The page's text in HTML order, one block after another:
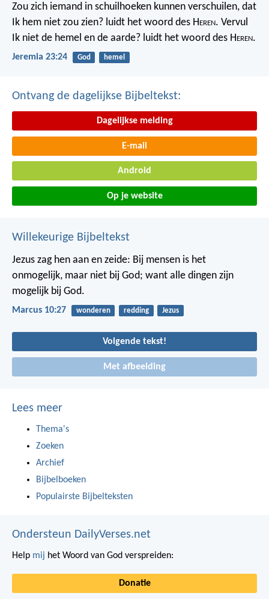
Zou zich iemand in schuilhoeken kunnen verschuilen, dat
Ik hem niet zou zien? luidt het woord des Heren. Vervul
Ik niet de hemel en de aarde? luidt het woord des Heren.
Jeremia 23:24 God hemel
Ontvang de dagelijkse Bijbeltekst:
Dagelijkse melding
E-mail
Android
Op je website
Willekeurige Bijbeltekst
Jezus zag hen aan en zeide: Bij mensen is het
onmogelijk, maar niet bij God; want alle dingen zijn
mogelijk bij God.
Marcus 10:27 wonderen redding Jezus
Volgende tekst!
Met afbeelding
Lees meer
Thema's
Zoeken
Archief
Bijbelboeken
Populairste Bijbelteksten
Ondersteun DailyVerses.net
Help mij het Woord van God verspreiden:
Donatie